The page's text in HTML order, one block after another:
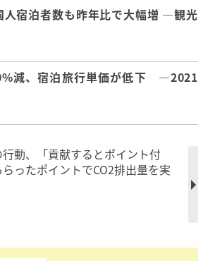
宿泊者数も昨年比で大幅増 ―観光
減、宿泊旅行単価が低下 ―2021
動、「貢献するとポイント付
ったポイントでCO2排出量を実